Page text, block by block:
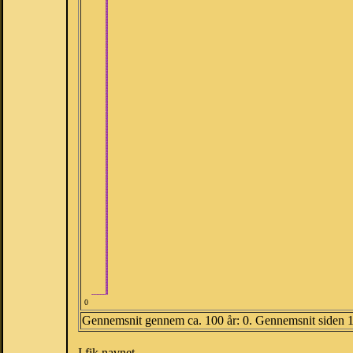
0
Gennemsnit gennem ca. 100 år: 0. Gennemsnit siden